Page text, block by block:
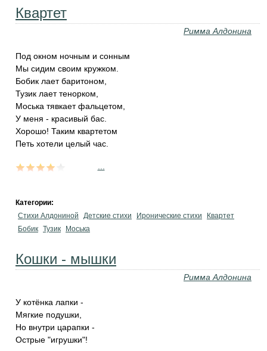
Квартет
Римма Алдонина
Под окном ночным и сонным
Мы сидим своим кружком.
Бобик лает баритоном,
Тузик лает тенорком,
Моська тявкает фальцетом,
У меня - красивый бас.
Хорошо! Таким квартетом
Петь хотели целый час.
Категории:
Стихи Алдониной
Детские стихи Иронические стихи
Квартет
Бобик Тузик Моська
Кошки - мышки
Римма Алдонина
У котёнка лапки -
Мягкие подушки,
Но внутри царапки -
Острые "игрушки"!